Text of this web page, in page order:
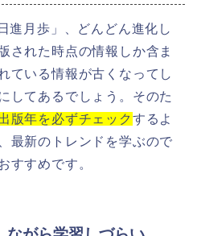
進月歩」、どんどん進化し
された時点の情報しか含ま
ている情報が古くなってし
してあるでしょう。そのた
版年を必ずチェック するよ
最新のトレンドを学ぶので
すすめです。